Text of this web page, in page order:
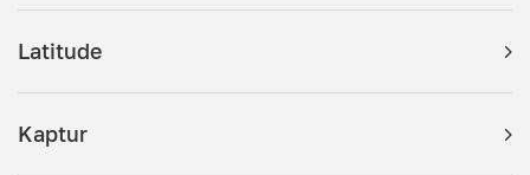
Latitude
Kaptur